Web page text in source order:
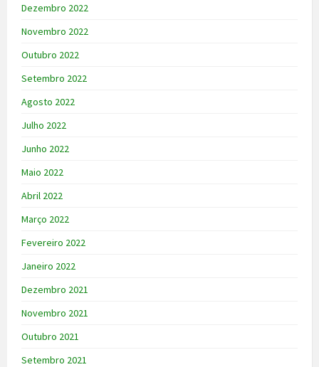
Dezembro 2022
Novembro 2022
Outubro 2022
Setembro 2022
Agosto 2022
Julho 2022
Junho 2022
Maio 2022
Abril 2022
Março 2022
Fevereiro 2022
Janeiro 2022
Dezembro 2021
Novembro 2021
Outubro 2021
Setembro 2021